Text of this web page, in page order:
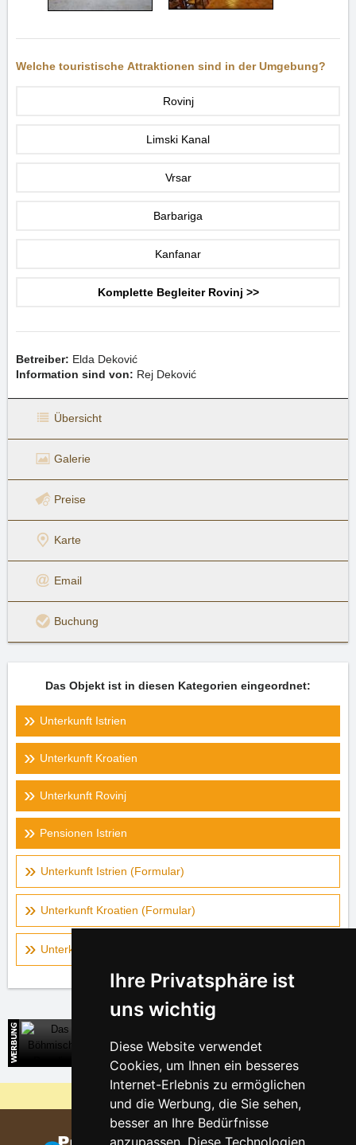
Ihre Privatsphäre ist
uns wichtig
Diese Website verwendet
Cookies, um Ihnen ein besseres
Internet-Erlebnis zu ermöglichen
und die Werbung, die Sie sehen,
besser an Ihre Bedürfnisse
anzupassen. Diese Technologien
Welche touristische Attraktionen sind in der Umgebung?
Rovinj
Limski Kanal
Vrsar
Barbariga
Kanfanar
Komplette Begleiter Rovinj >>
Betreiber: Elda Deković
Information sind von: Rej Deković
Übersicht
Galerie
Preise
Karte
Email
Buchung
Das Objekt ist in diesen Kategorien eingeordnet:
Unterkunft Istrien
Unterkunft Kroatien
Unterkunft Rovinj
Pensionen Istrien
Unterkunft Istrien (Formular)
Unterkunft Kroatien (Formular)
Unterkunft auf der Landkarte - Istrien
Direkte Kontakte auf die Unterkunft
Warum sind unsere Server am billigsten?